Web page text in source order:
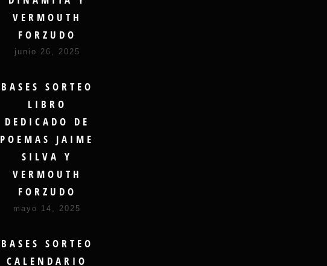
VERMOUTH
FORZUDO
junio 26, 2025
BASES SORTEO
LIBRO
DEDICADO DE
POEMAS JAIME
SILVA Y
VERMOUTH
FORZUDO
mayo 14, 2025
BASES SORTEO
CALENDARIO